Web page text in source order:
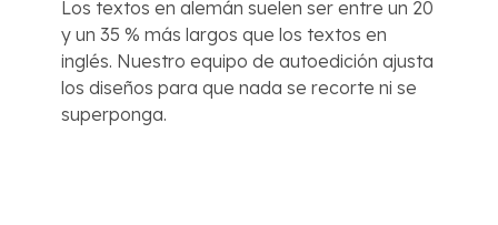
Los textos en alemán suelen ser entre un 20
y un 35 % más largos que los textos en
inglés. Nuestro equipo de autoedición ajusta
los diseños para que nada se recorte ni se
superponga.